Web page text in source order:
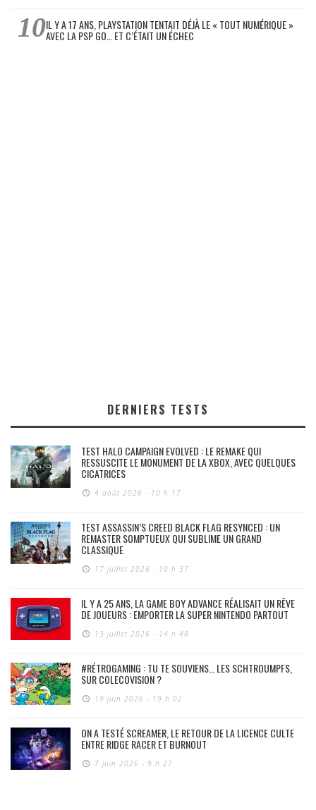
IL Y A 17 ANS, PLAYSTATION TENTAIT DÉJÀ LE « TOUT NUMÉRIQUE »
AVEC LA PSP GO… ET C’ÉTAIT UN ÉCHEC
DERNIERS TESTS
TEST HALO CAMPAIGN EVOLVED : LE REMAKE QUI
RESSUSCITE LE MONUMENT DE LA XBOX, AVEC QUELQUES
CICATRICES
4 août 2026 - 10 h 17
TEST ASSASSIN’S CREED BLACK FLAG RESYNCED : UN
REMASTER SOMPTUEUX QUI SUBLIME UN GRAND
CLASSIQUE
17 juillet 2026 - 10 h 37
IL Y A 25 ANS, LA GAME BOY ADVANCE RÉALISAIT UN RÊVE
DE JOUEURS : EMPORTER LA SUPER NINTENDO PARTOUT
13 juillet 2026 - 14 h 48
#RÉTROGAMING : TU TE SOUVIENS… LES SCHTROUMPFS,
SUR COLECOVISION ?
19 juin 2026 - 19 h 02
ON A TESTÉ SCREAMER, LE RETOUR DE LA LICENCE CULTE
ENTRE RIDGE RACER ET BURNOUT
7 juin 2026 - 9 h 27